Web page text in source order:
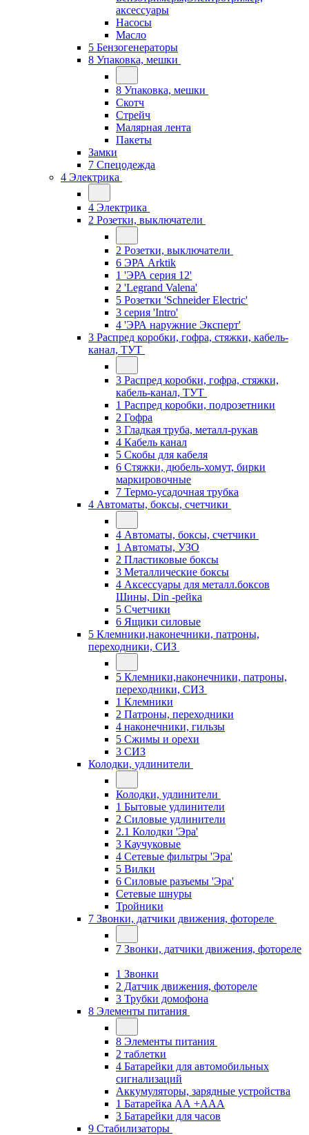
аксессуары
Насосы
Масло
5 Бензогенераторы
8 Упаковка, мешки
8 Упаковка, мешки
Скотч
Стрейч
Малярная лента
Пакеты
Замки
7 Спецодежда
4 Электрика
4 Электрика
2 Розетки, выключатели
2 Розетки, выключатели
6 ЭРА Arktik
1 'ЭРА серия 12'
2 'Legrand Valena'
5 Розетки 'Schneider Electric'
3 серия 'Intro'
4 'ЭРА наружние Эксперт'
3 Распред коробки, гофра, стяжки, кабель-
канал, ТУТ
3 Распред коробки, гофра, стяжки,
кабель-канал, ТУТ
1 Распред коробки, подрозетники
2 Гофра
3 Гладкая труба, металл-рукав
4 Кабель канал
5 Скобы для кабеля
6 Стяжки, дюбель-хомут, бирки
маркировочные
7 Термо-усадочная трубка
4 Автоматы, боксы, счетчики
4 Автоматы, боксы, счетчики
1 Автоматы, УЗО
2 Пластиковые боксы
3 Металлические боксы
4 Аксессуары для металл.боксов
Шины, Din -рейка
5 Счетчики
6 Ящики силовые
5 Клемники,наконечники, патроны,
переходники, СИЗ
5 Клемники,наконечники, патроны,
переходники, СИЗ
1 Клемники
2 Патроны, переходники
4 наконечники, гильзы
5 Сжимы и орехи
3 СИЗ
Колодки, удлинители
Колодки, удлинители
1 Бытовые удлинители
2 Силовые удлинители
2.1 Колодки 'Эра'
3 Каучуковые
4 Сетевые фильтры 'Эра'
5 Вилки
6 Силовые разъемы 'Эра'
Сетевые шнуры
Тройники
7 Звонки, датчики движения, фотореле
7 Звонки, датчики движения, фотореле
1 Звонки
2 Датчик движения, фотореле
3 Трубки домофона
8 Элементы питания
8 Элементы питания
2 таблетки
4 Батарейки для автомобильных
сигнализаций
Аккумуляторы, зарядные устройства
1 Батарейка АА +ААА
3 Батарейки для часов
9 Стабилизаторы